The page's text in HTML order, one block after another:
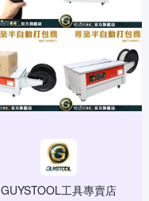
GUYSTOOL工具專賣店